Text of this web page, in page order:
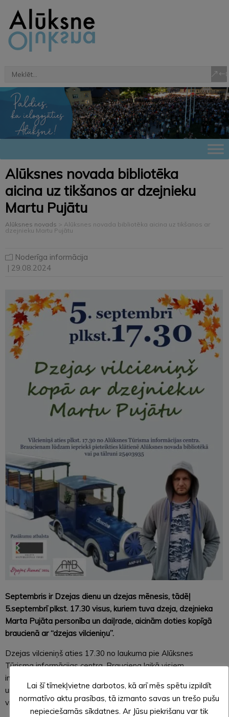
Alūksnes novada bibliotēka
aicina uz tikšanos ar dzejnieku
Martu Pujātu
Alūksnes novads > Alūksnes novada bibliotēka aicina uz tikšanos ar
dzejnieku Martu Pujātu
Noderīga informācija
| 29.08.2024
Septembris ir Dzejas dienu un dzejas mēnesis, tādēļ
5.septembrī plkst. 17.30 visus, kuriem tuva dzeja, dzejnieka
Marta Pujāta personība un daiļrade, aicinām doties kopīgā
braucienā ar “dzejas vilcieniņu”.
Dzejas vilcieniņš aties 17.30 no laukuma pie Alūksnes
Tūrisma informācijas centra. Brauciena laikā visiem
interesentiem būs iespēja gan satikt dzejnieku Martu Pujātu
un klausīties dzejoļus paša dzejnieka izpildījumā, gan uzdot
viņam jautājumus.
Lai šī tīmekļvietne darbotos, kā arī mēs spētu izpildīt
normatīvo aktu prasības, tā izmanto savas un trešo pušu
nepieciešamās sīkdatnes. Ar Jūsu piekrišanu var tik